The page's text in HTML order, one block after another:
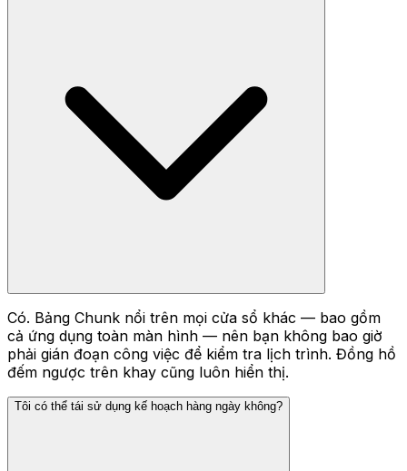
Có. Bảng Chunk nổi trên mọi cửa sổ khác — bao gồm
cả ứng dụng toàn màn hình — nên bạn không bao giờ
phải gián đoạn công việc để kiểm tra lịch trình. Đồng hồ
đếm ngược trên khay cũng luôn hiển thị.
Tôi có thể tái sử dụng kế hoạch hàng ngày không?